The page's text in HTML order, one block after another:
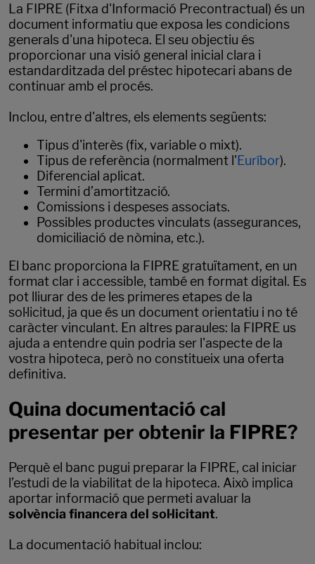
La FIPRE (Fitxa d'Informació Precontractual) és un
document informatiu que exposa les condicions
generals d'una hipoteca. El seu objectiu és
proporcionar una visió general inicial clara i
estandarditzada del préstec hipotecari abans de
continuar amb el procés.
Inclou, entre d'altres, els elements següents:
Tipus d'interès (fix, variable o mixt).
Tipus de referència (normalment l'Euríbor).
Diferencial aplicat.
Termini d’amortització.
Comissions i despeses associats.
Possibles productes vinculats (assegurances,
domiciliació de nòmina, etc.).
El banc proporciona la FIPRE gratuïtament, en un
format clar i accessible, també en format digital. Es
pot lliurar des de les primeres etapes de la
sol·licitud, ja que és un document orientatiu i no té
caràcter vinculant. En altres paraules: la FIPRE us
ajuda a entendre quin podria ser l'aspecte de la
vostra hipoteca, però no constitueix una oferta
definitiva.
Quina documentació cal
presentar per obtenir la FIPRE?
Perquè el banc pugui preparar la FIPRE, cal iniciar
l’estudi de la viabilitat de la hipoteca. Això implica
aportar informació que permeti avaluar la
solvència financera del sol·licitant.
La documentació habitual inclou: